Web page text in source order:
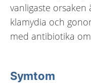
vanligaste
klamydia och
med antibiotika
Symtom